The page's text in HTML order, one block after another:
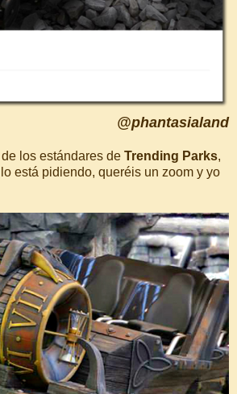
@phantasialand
los estándares de Trending Parks,
está pidiendo, queréis un zoom y yo